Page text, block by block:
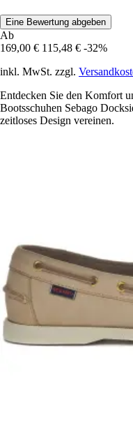
Eine Bewertung abgeben
Ab
169,00 € 115,48 € -32%
inkl. MwSt. zzgl.
Entdecken Sie den Komfort
Bootsschuhen Sebago
zeitloses Design vereinen.